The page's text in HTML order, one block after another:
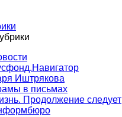
Иштрякова
в письмах
Продолжение следует